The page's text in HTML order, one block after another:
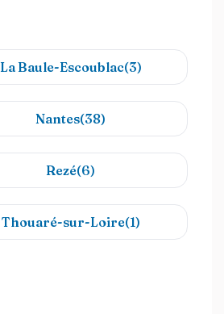
La Baule-Escoublac(3)
Nantes(38)
Rezé(6)
Thouaré-sur-Loire(1)